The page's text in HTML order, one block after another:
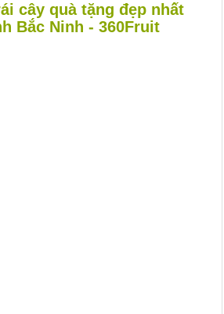
cây quà tặng đẹp nhất
Bắc Ninh - 360Fruit